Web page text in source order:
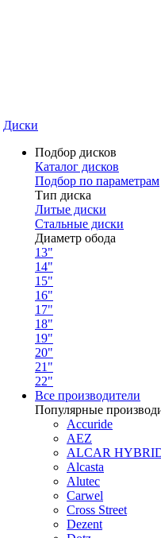
Диски
Подбор дисков
Каталог дисков
Подбор по параметрам
Тип диска
Литые диски
Стальные диски
Диаметр обода
13"
14"
15"
16"
17"
18"
19"
20"
21"
22"
Все производители
Популярные
Accuride
AEZ
ALCAR
Alcasta
Alutec
Carwel
Cross Street
Dezent